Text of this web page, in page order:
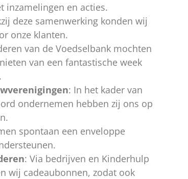
inzamelingen en acties.
deze samenwerking konden wij
onze klanten.
van de Voedselbank mochten
van een fantastische week
: In het kader van
ondernemen hebben zij ons op
spontaan een enveloppe
: Via bedrijven en Kinderhulp
wij cadeaubonnen, zodat ook